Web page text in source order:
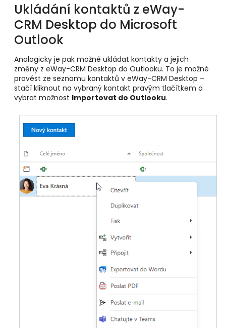
Ukládání kontaktů z eWay-
CRM Desktop do Microsoft
Outlook
Analogicky je pak možné ukládat kontakty a jejich
změny z eWay-CRM Desktop do Outlooku. To je možné
provést ze seznamu kontaktů v eWay-CRM Desktop –
stačí kliknout na vybraný kontakt pravým tlačítkem a
vybrat možnost Importovat do Outlooku.